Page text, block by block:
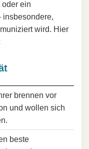
ein
insbesondere,
wird. Hier
brennen vor
und wollen sich
beste